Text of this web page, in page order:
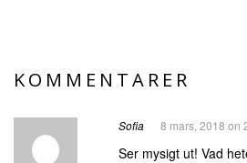
KOMMENTARER
Sofia 8 mars, 2018 on
Ser mysigt ut! Vad